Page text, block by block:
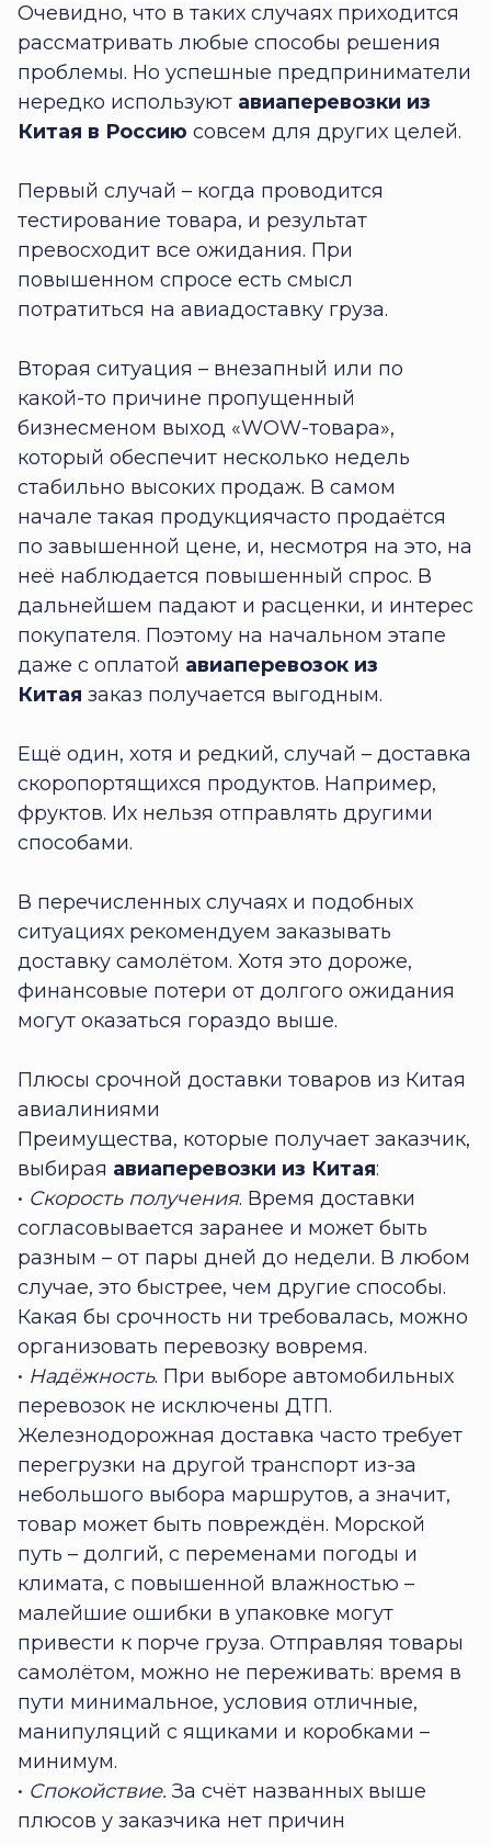
Очевидно, что в таких случаях приходится
рассматривать любые способы решения
проблемы. Но успешные предприниматели
нередко используют авиаперевозки из
Китая в Россию совсем для других целей.
Первый случай – когда проводится
тестирование товара, и результат
превосходит все ожидания. При
повышенном спросе есть смысл
потратиться на авиадоставку груза.
Вторая ситуация – внезапный или по
какой-то причине пропущенный
бизнесменом выход «WOW-товара»,
который обеспечит несколько недель
стабильно высоких продаж. В самом
начале такая продукциячасто продаётся
по завышенной цене, и, несмотря на это, на
неё наблюдается повышенный спрос. В
дальнейшем падают и расценки, и интерес
покупателя. Поэтому на начальном этапе
даже с оплатой авиаперевозок из
Китая заказ получается выгодным.
Ещё один, хотя и редкий, случай – доставка
скоропортящихся продуктов. Например,
фруктов. Их нельзя отправлять другими
способами.
В перечисленных случаях и подобных
ситуациях рекомендуем заказывать
доставку самолётом. Хотя это дороже,
финансовые потери от долгого ожидания
могут оказаться гораздо выше.
Плюсы срочной доставки товаров из Китая
авиалиниями
Преимущества, которые получает заказчик,
выбирая авиаперевозки из Китая:
• Скорость получения. Время доставки
согласовывается заранее и может быть
разным – от пары дней до недели. В любом
случае, это быстрее, чем другие способы.
Какая бы срочность ни требовалась, можно
организовать перевозку вовремя.
• Надёжность. При выборе автомобильных
перевозок не исключены ДТП.
Железнодорожная доставка часто требует
перегрузки на другой транспорт из-за
небольшого выбора маршрутов, а значит,
товар может быть повреждён. Морской
путь – долгий, с переменами погоды и
климата, с повышенной влажностью –
малейшие ошибки в упаковке могут
привести к порче груза. Отправляя товары
самолётом, можно не переживать: время в
пути минимальное, условия отличные,
манипуляций с ящиками и коробками –
минимум.
• Спокойствие. За счёт названных выше
плюсов у заказчика нет причин